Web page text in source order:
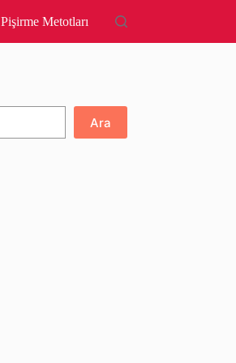
Pişirme Metotları
Ara